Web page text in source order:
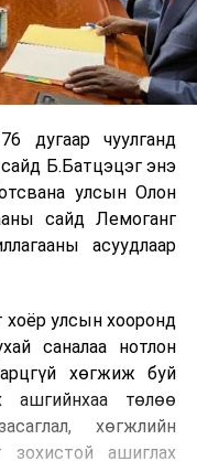
дугаар чуулганд
Б.Батцэцэг энэ
улсын Олон
сайд Лемоганг
асуудлаар
хоёр улсын хооронд
саналаа нотлон
хөгжиж буй
ашгийнхаа төлөө
хөгжлийн
зохистой ашиглах